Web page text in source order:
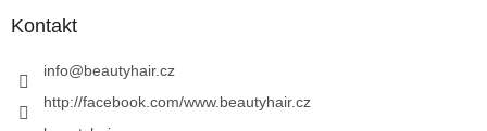
Kontakt
info@beautyhair.cz
http://facebook.com/www.beautyhair.cz